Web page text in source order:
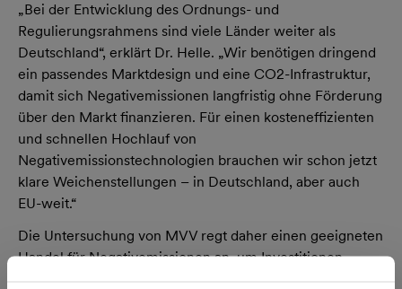
„Bei der Entwicklung des Ordnungs- und
Regulierungsrahmens sind viele Länder weiter als
Deutschland“, erklärt Dr. Helle. „Wir benötigen dringend
ein passendes Marktdesign und eine CO2-Infrastruktur,
damit sich Negativemissionen langfristig ohne Förderung
über den Markt finanzieren. Für einen kosteneffizienten
und schnellen Hochlauf von
Negativemissionstechnologien brauchen wir schon jetzt
klare Weichenstellungen – in Deutschland, aber auch
EU-weit.“
Die Untersuchung von MVV regt daher einen geeigneten
Handel für Negativemissionen an, um Investitionen